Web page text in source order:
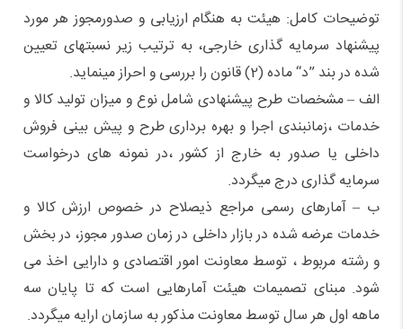
توضیحات کامل: هیئت به هنگام ارزیابی و صدورمجوز هر مورد
پیشنهاد سرمایه گذاری خارجی، به ترتیب زیر نسبتهای تعیین
شده در بند ”د“ ماده (2) قانون را بررسی و احراز مینماید.
الف – مشخصات طرح پیشنهادی شامل نوع و میزان تولید کالا و
خدمات ،‌زمانبندی اجرا و بهره برداری طرح و پیش بینی فروش
داخلی یا صدور به خارج از کشور ،‌در نمونه های درخواست
سرمایه گذاری درج میگردد.
ب – آمارهای رسمی مراجع ذیصلاح در خصوص ارزش کالا و
خدمات عرضه شده در بازار داخلی در زمان صدور مجوز،‌ در بخش
و رشته مربوط ، توسط معاونت امور اقتصادی و دارایی اخذ می
شود. مبنای تصمیمات هیئت آمارهایی است که تا پایان سه
ماهه اول هر سال توسط معاونت مذکور به سازمان ارایه میگردد.